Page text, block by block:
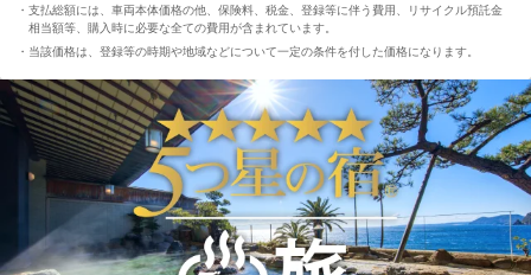
支払総額には、車両本体価格の他、保険料、税金、登録等に伴う費用、リサイクル預託金
相当額等、購入時に必要な全ての費用が含まれています。
当該価格は、登録等の時期や地域などについて一定の条件を付した価格になります。